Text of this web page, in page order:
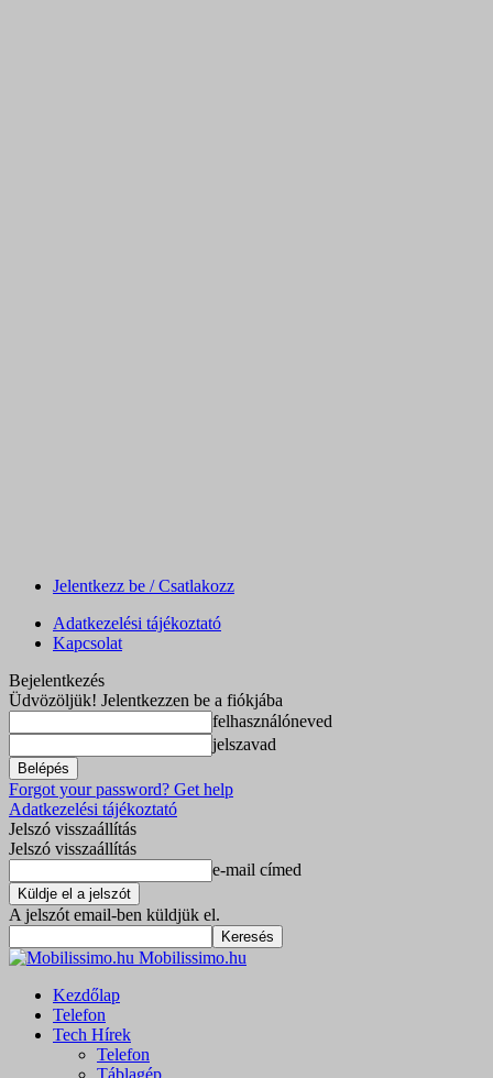
Jelentkezz be / Csatlakozz
Adatkezelési tájékoztató
Kapcsolat
Bejelentkezés
Üdvözöljük! Jelentkezzen be a fiókjába
felhasználóneved
jelszavad
Forgot your password? Get help
Adatkezelési tájékoztató
Jelszó visszaállítás
Jelszó visszaállítás
e-mail címed
A jelszót email-ben küldjük el.
Mobilissimo.hu
Kezdőlap
Telefon
Tech Hírek
Telefon
Táblagép